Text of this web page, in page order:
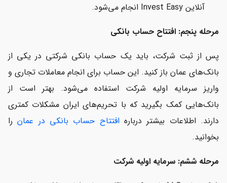
آنلاین Invest Easy انجام می‌شود.
مرحله پنجم: افتتاح حساب بانکی
پس از ثبت شرکت، باید یک حساب بانکی شرکتی در یکی از
بانک‌های عمان باز کنید. این حساب برای انجام معاملات تجاری و
واریز سرمایه اولیه شرکت استفاده می‌شود. بهتر است از
بانک‌هایی کمک بگیرید که با تحریم‌های ایران مشکلات کمتری
دارند. اطلاعات بیشتر دربارهافتتاح حساب بانکی در عمانرا
بخوانید.
مرحله ششم: سرمایه اولیه شرکت